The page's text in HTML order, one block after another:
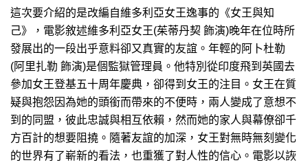
這次要介紹的是改編自維多利亞女王逸事的《女王與知
己》，電影敘述維多利亞女王(茱蒂丹契 飾演)晚年在位時所
發展出的一段出乎意料卻又真實的友誼。年輕的阿卜杜勒
(阿里扎勒 飾演)是個監獄管理員。他特別從印度飛到英國去
參加女王登基五十周年慶典，卻得到女王的注目。女王在質
疑與抱怨因為她的頭銜而帶來的不便時，兩人變成了意想不
到的同盟，彼此忠誠與相互依賴，然而她的家人與幕僚卻千
方百計的想要阻撓。隨著友誼的加深，女王對無時無刻變化
的世界有了嶄新的看法，也重獲了對人性的信心。電影以詼